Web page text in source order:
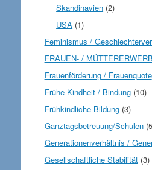
Skandinavien (2)
USA (1)
Feminismus /
FRAUEN- /
Frauenförderung / Frauenquote
Frühe Kindheit / Bindung(10)
Frühkindliche Bildung(3)
Ganztagsbetreuung/Schulen
Generationenverhältnis /
Gesellschaftliche Stabilität(3)